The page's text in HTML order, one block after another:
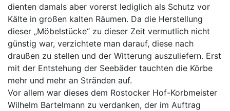
dienten damals aber vorerst lediglich als Schutz vor
Kälte in großen kalten Räumen. Da die Herstellung
dieser „Möbelstücke“ zu dieser Zeit vermutlich nicht
günstig war, verzichtete man darauf, diese nach
draußen zu stellen und der Witterung auszuliefern. Erst
mit der Entstehung der Seebäder tauchten die Körbe
mehr und mehr an Stränden auf.
Vor allem war dieses dem Rostocker Hof-Korbmeister
Wilhelm Bartelmann zu verdanken, der im Auftrag